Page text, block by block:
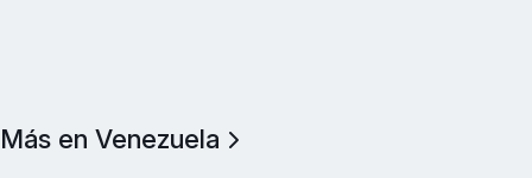
Más en Venezuela